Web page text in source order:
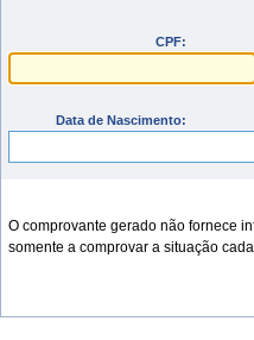
CPF:
Data de Nascimento:
O comprovante gerado não fornece
somente a comprovar a situação